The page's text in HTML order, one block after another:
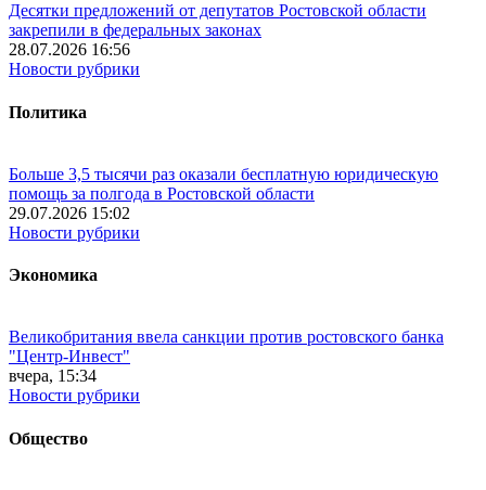
Десятки предложений от депутатов Ростовской области
закрепили в федеральных законах
28.07.2026 16:56
Новости рубрики
Политика
Больше 3,5 тысячи раз оказали бесплатную юридическую
помощь за полгода в Ростовской области
29.07.2026 15:02
Новости рубрики
Экономика
Великобритания ввела санкции против ростовского банка
"Центр-Инвест"
вчера, 15:34
Новости рубрики
Общество